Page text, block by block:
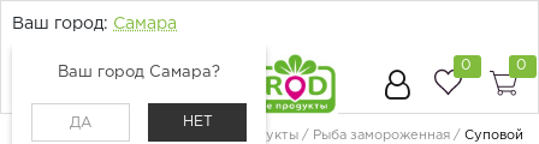
Ваш город: Самара
Ваш город Самара?
ДА НЕТ
0 0
Рыба и морепродукты Рыба замороженная
Суповой